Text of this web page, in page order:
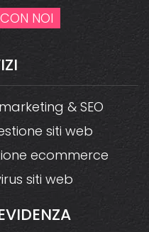
& SEO
siti web
ecommerce
siti web
NOI